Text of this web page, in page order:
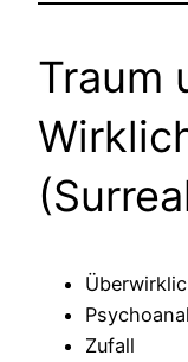
Traum
Zufall